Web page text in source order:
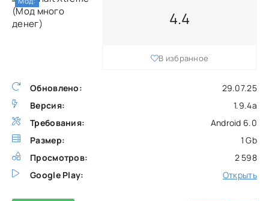
Обновлено:
29.07.25
Версия:
1.9.4a
Требования:
Android 6.0
Размер:
1 Gb
Просмотров:
2 598
Google Play:
Открыть
4.4
В избранное